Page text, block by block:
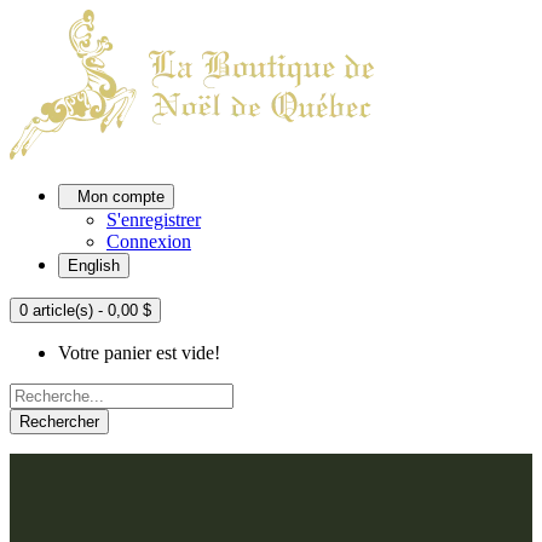
Mon compte
S'enregistrer
Connexion
English
0 article(s) - 0,00 $
Votre panier est vide!
Rechercher